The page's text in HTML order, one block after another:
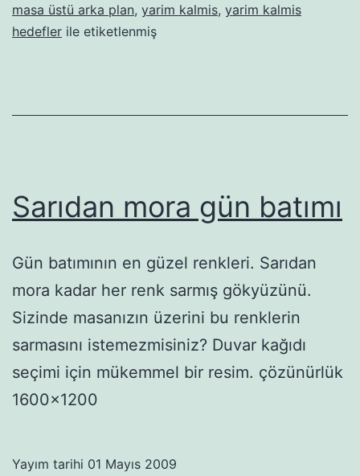
masa üstü arka plan, yarim kalmis, yarim kalmis
hedefler ile etiketlenmiş
Sarıdan mora gün batımı
Gün batımının en güzel renkleri. Sarıdan
mora kadar her renk sarmış gökyüzünü.
Sizinde masanızın üzerini bu renklerin
sarmasını istemezmisiniz? Duvar kağıdı
seçimi için mükemmel bir resim. çözünürlük
1600×1200
Yayım tarihi 01 Mayıs 2009